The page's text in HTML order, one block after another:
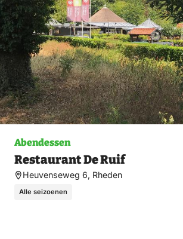
Abendessen
Restaurant De Ruif
Heuvenseweg 6, Rheden
Alle seizoenen